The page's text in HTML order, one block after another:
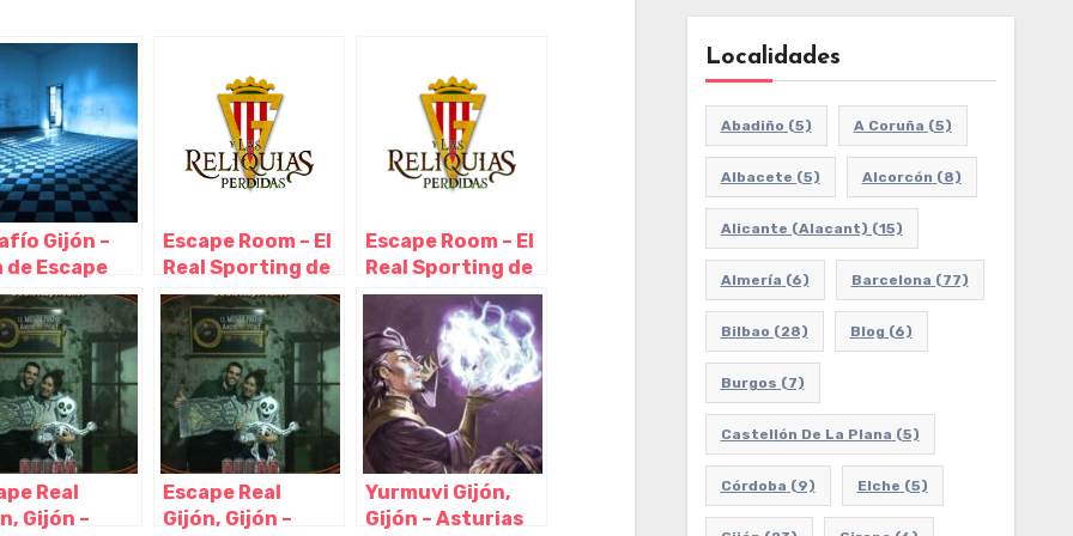
Gijón –
de Escape
Gijón –
Escape Room – El
Real Sporting de
Gijón y Las
Reliquias
Perdidas, Gijón –
Asturias
Escape Room – El
Real Sporting de
Gijón y Las
Reliquias
Perdidas, Gijón –
Asturias
Real
Gijón –
Escape Real
Gijón, Gijón –
Yurmuvi Gijón,
Gijón – Asturias
Localidades
Abadiño (5) A Coruña (5)
Albacete (5) Alcorcón (8)
Alicante (Alacant) (15)
Almería (6) Barcelona (77)
Bilbao (28) Blog (6)
Burgos (7)
Castellón De La Plana (5)
Córdoba (9) Elche (5)